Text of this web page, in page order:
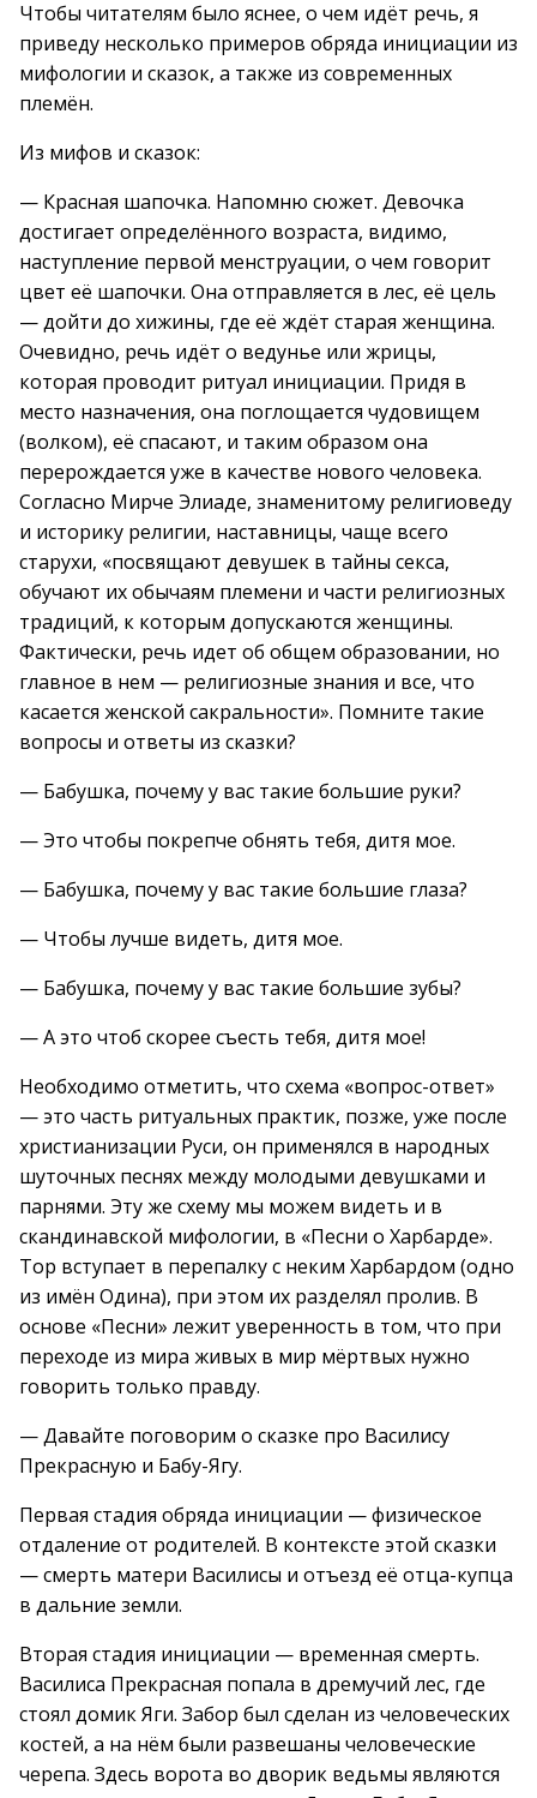
Чтобы читателям было яснее, о чем идёт речь, я
приведу несколько примеров обряда инициации из
мифологии и сказок, а также из современных
племён.
Из мифов и сказок:
— Красная шапочка. Напомню сюжет. Девочка
достигает определённого возраста, видимо,
наступление первой менструации, о чем говорит
цвет её шапочки. Она отправляется в лес, её цель
— дойти до хижины, где её ждёт старая женщина.
Очевидно, речь идёт о ведунье или жрицы,
которая проводит ритуал инициации. Придя в
место назначения, она поглощается чудовищем
(волком), её спасают, и таким образом она
перерождается уже в качестве нового человека.
Согласно Мирче Элиаде, знаменитому религиоведу
и историку религии, наставницы, чаще всего
старухи, «посвящают девушек в тайны секса,
обучают их обычаям племени и части религиозных
традиций, к которым допускаются женщины.
Фактически, речь идет об общем образовании, но
главное в нем — религиозные знания и все, что
касается женской сакральности». Помните такие
вопросы и ответы из сказки?
— Бабушка, почему у вас такие большие руки?
— Это чтобы покрепче обнять тебя, дитя мое.
— Бабушка, почему у вас такие большие глаза?
— Чтобы лучше видеть, дитя мое.
— Бабушка, почему у вас такие большие зубы?
— А это чтоб скорее съесть тебя, дитя мое!
Необходимо отметить, что схема «вопрос-ответ»
— это часть ритуальных практик, позже, уже после
христианизации Руси, он применялся в народных
шуточных песнях между молодыми девушками и
парнями. Эту же схему мы можем видеть и в
скандинавской мифологии, в «Песни о Харбарде».
Тор вступает в перепалку с неким Харбардом (одно
из имён Одина), при этом их разделял пролив. В
основе «Песни» лежит уверенность в том, что при
переходе из мира живых в мир мёртвых нужно
говорить только правду.
— Давайте поговорим о сказке про Василису
Прекрасную и Бабу-Ягу.
Первая стадия обряда инициации — физическое
отдаление от родителей. В контексте этой сказки
— смерть матери Василисы и отъезд её отца-купца
в дальние земли.
Вторая стадия инициации — временная смерть.
Василиса Прекрасная попала в дремучий лес, где
стоял домик Яги. Забор был сделан из человеческих
костей, а на нём были развешаны человеческие
черепа. Здесь ворота во дворик ведьмы являются